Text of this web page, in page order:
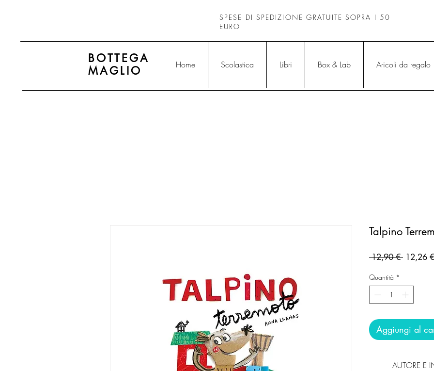
SPESE DI SPEDIZIONE GRATUITE SOPRA I 50
EURO
BOTTEGA
MAGLIO
Home Scolastica Libri Box & Lab Aricoli da regalo
Talpino
12,90 € Prezzo
12,26 €
Quantità *
Aggiungi al
AUTORE E